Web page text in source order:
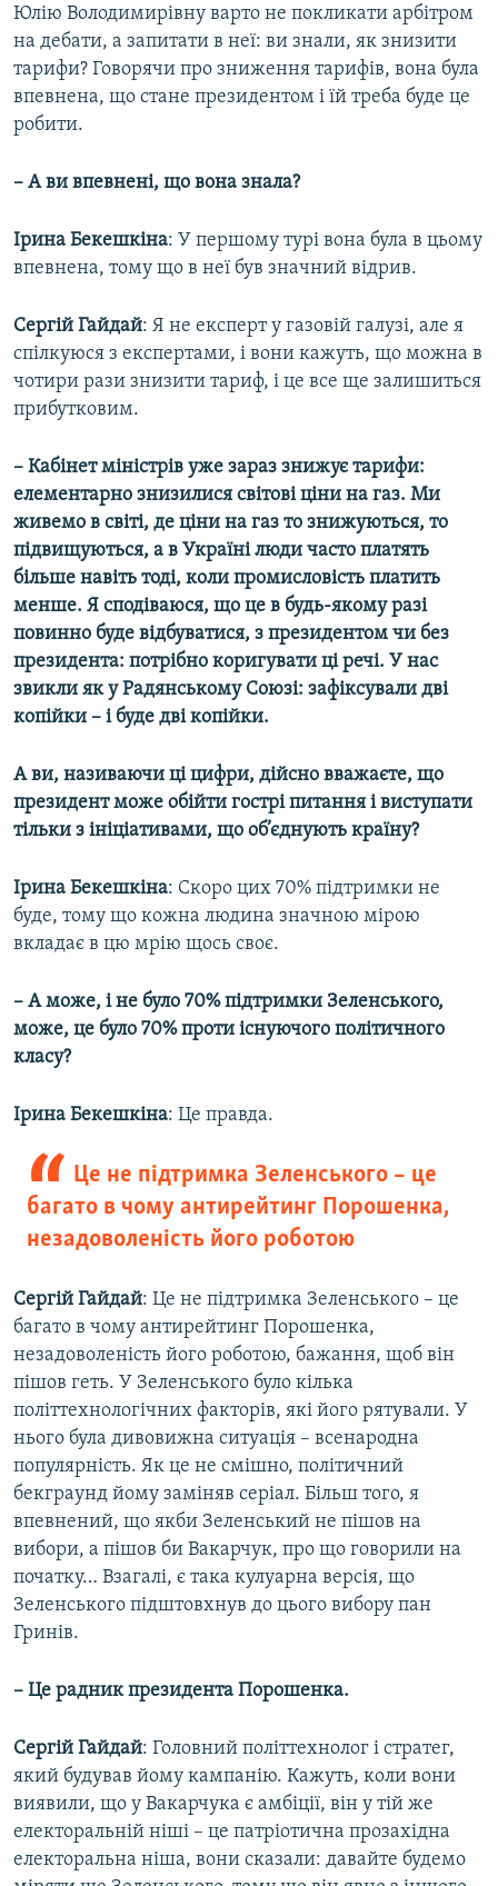
Юлію Володимирівну варто не покликати арбітром
на дебати, а запитати в неї: ви знали, як знизити
тарифи? Говорячи про зниження тарифів, вона була
впевнена, що стане президентом і їй треба буде це
робити.
– А ви впевнені, що вона знала?
Ірина Бекешкіна: У першому турі вона була в цьому
впевнена, тому що в неї був значний відрив.
Сергій Гайдай: Я не експерт у газовій галузі, але я
спілкуюся з експертами, і вони кажуть, що можна в
чотири рази знизити тариф, і це все ще залишиться
прибутковим.
– Кабінет міністрів уже зараз знижує тарифи:
елементарно знизилися світові ціни на газ. Ми
живемо в світі, де ціни на газ то знижуються, то
підвищуються, а в Україні люди часто платять
більше навіть тоді, коли промисловість платить
менше. Я сподіваюся, що це в будь-якому разі
повинно буде відбуватися, з президентом чи без
президента: потрібно коригувати ці речі. У нас
звикли як у Радянському Союзі: зафіксували дві
копійки – і буде дві копійки.
А ви, називаючи ці цифри, дійсно вважаєте, що
президент може обійти гострі питання і виступати
тільки з ініціативами, що об’єднують країну?
Ірина Бекешкіна: Скоро цих 70% підтримки не
буде, тому що кожна людина значною мірою
вкладає в цю мрію щось своє.
– А може, і не було 70% підтримки Зеленського,
може, це було 70% проти існуючого політичного
класу?
Ірина Бекешкіна: Це правда.
Це не підтримка Зеленського – це
багато в чому антирейтинг Порошенка,
незадоволеність його роботою
Сергій Гайдай: Це не підтримка Зеленського – це
багато в чому антирейтинг Порошенка,
незадоволеність його роботою, бажання, щоб він
пішов геть. У Зеленського було кілька
політтехнологічних факторів, які його рятували. У
нього була дивовижна ситуація – всенародна
популярність. Як це не смішно, політичний
бекграунд йому заміняв серіал. Більш того, я
впевнений, що якби Зеленський не пішов на
вибори, а пішов би Вакарчук, про що говорили на
початку… Взагалі, є така кулуарна версія, що
Зеленського підштовхнув до цього вибору пан
Гринів.
– Це радник президента Порошенка.
Сергій Гайдай: Головний політтехнолог і стратег,
який будував йому кампанію. Кажуть, коли вони
виявили, що у Вакарчука є амбіції, він у тій же
електоральній ніші – це патріотична прозахідна
електоральна ніша, вони сказали: давайте будемо